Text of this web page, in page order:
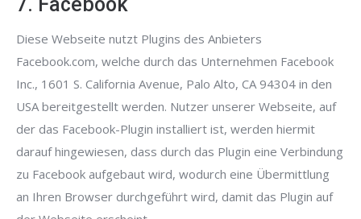
Diese Webseite nutzt Plugins des Anbieters
Facebook.com, welche durch das Unternehmen Facebook
Inc., 1601 S. California Avenue, Palo Alto, CA 94304 in den
USA bereitgestellt werden. Nutzer unserer Webseite, auf
der das Facebook-Plugin installiert ist, werden hiermit
darauf hingewiesen, dass durch das Plugin eine Verbindung
zu Facebook aufgebaut wird, wodurch eine Übermittlung
an Ihren Browser durchgeführt wird, damit das Plugin auf